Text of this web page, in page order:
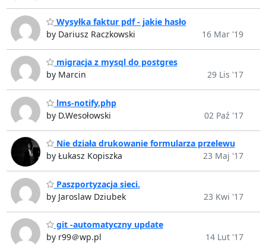
Wysyłka faktur pdf - jakie hasło
by Dariusz Raczkowski
16 Mar '19
migracja z mysql do postgres
by Marcin
29 Lis '17
lms-notify.php
by D.Wesołowski
02 Paź '17
Nie działa drukowanie formularza przelewu
by Łukasz Kopiszka
23 Maj '17
Paszportyzacja sieci.
by Jaroslaw Dziubek
23 Kwi '17
git -automatyczny update
by r99＠wp.pl
14 Lut '17